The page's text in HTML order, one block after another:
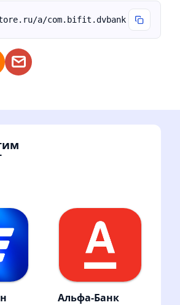
a/com.bifit.dvbank
Альфа-Банк